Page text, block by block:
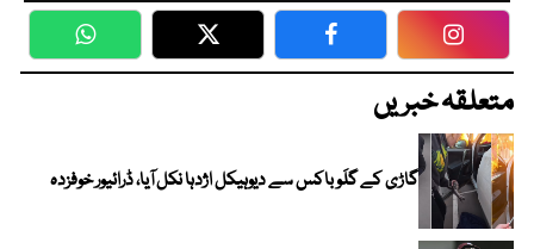
WhatsApp Twitter Facebook
متعلقہ خبریں
گاڑی کے گلَو باکس سے دیوہیکل اژدہا نکل آیا، ڈرائیور خوفزدہ